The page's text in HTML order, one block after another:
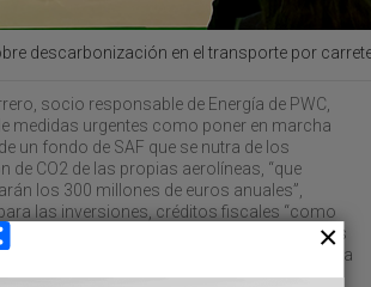
descarbonización en el transporte por
socio responsable de Energía de PWC,
medidas urgentes como poner en marcha
un fondo de SAF que se nutra de los
de CO2 de las propias aerolíneas, “que
los 300 millones de euros anuales”,
las inversiones, créditos fiscales “como
también en Estados Unidos”, y ayudas
definitiva, “pedimos que se ponga en marcha
nacional del SAF”, recalcó.